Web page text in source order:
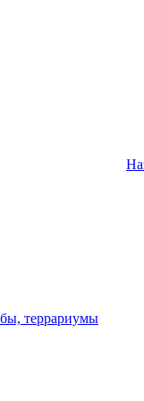
террариумы